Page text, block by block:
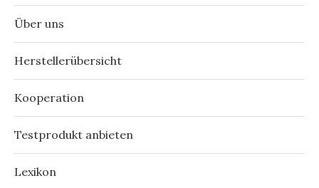
Über uns
Herstellerübersicht
Kooperation
Testprodukt anbieten
Lexikon